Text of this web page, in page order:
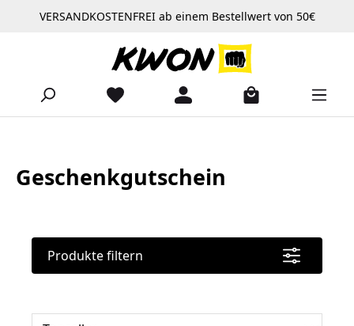
Zum Hauptinhalt springen
VERSANDKOSTENFREI ab einem Bestellwert von 50€
Geschenkgutschein
Produkte filtern